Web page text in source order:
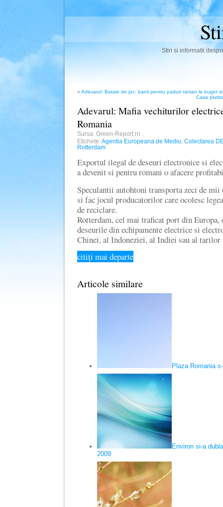
Stiri si informatii
« Adevarul: Bataie de joc: banii pentru paduri raman la buget
Casa
Adevarul: Mafia vechiturilor
Romania
Sursa: Green-Report.ro
Etichete:Agentia Europeana de Mediu Colectarea
Rotterdam
Exportul ilegal de deseuri electronice si
a devenit si pentru romani o afacere
Speculantii autohtoni transporta zeci de mii
si fac jocul producatorilor care ocolesc
de reciclare.
Rotterdam, cel mai traficat port din Europa,
deseurile din echipamente electrice si
Chinei, al Indoneziei, al Indiei sau al
citiţi mai departe
Articole similare
Plaza Romania
Environ si-a
2009